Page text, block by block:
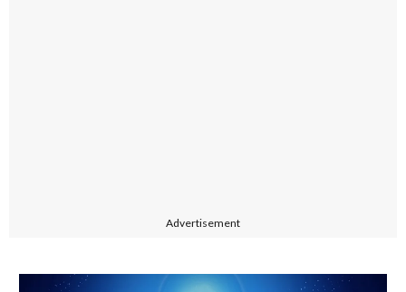
Advertisement